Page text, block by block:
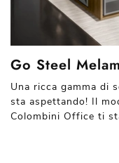
Go Steel
Una ricca gamma di
sta aspettando! Il
Colombini Office ti